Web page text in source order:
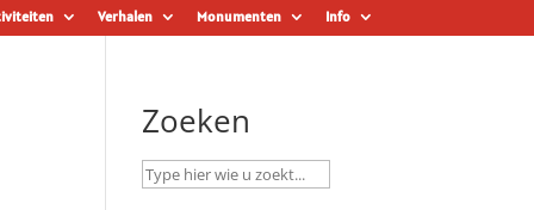
Verhalen Monumenten Info
Zoeken